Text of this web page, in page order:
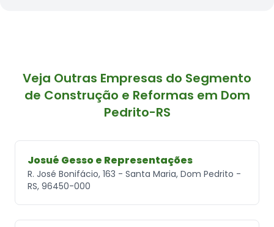
Veja Outras Empresas do Segmento
de Construção e Reformas em Dom
Pedrito-RS
Josué Gesso e Representações
R. José Bonifácio, 163 - Santa Maria, Dom Pedrito -
RS, 96450-000